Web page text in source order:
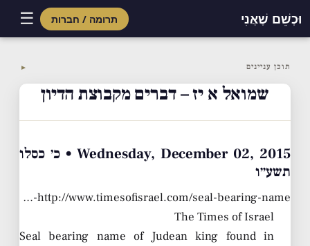
וּכְשֵׁם שֶׁאֲנִי תרומה / חברות ☰
content
תוכן עניינים ▼
שמואל א יז – דברים מקבוצת הדיון
Wednesday, December 02, 2015 • כ׳ כסלו
תשע״ו
http://www.timesofisrael.com/seal-bearing-name-…
The Times of Israel
Seal bearing name of Judean king found in